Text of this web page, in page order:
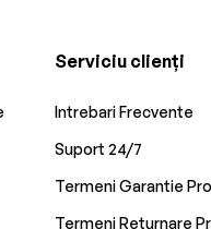
Serviciu clienți
Intrebari Frecvente
Suport 24/7
Termeni Garantie
Termeni Returnare